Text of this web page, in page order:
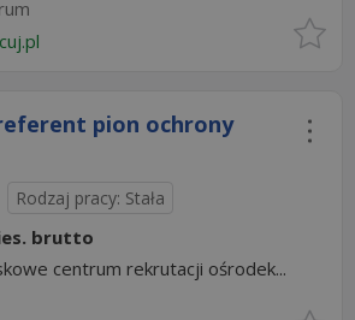
pion ochrony
Rodzaj pracy: Stała
brutto
centrum rekrutacji ośrodek...